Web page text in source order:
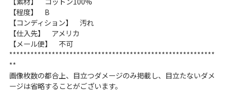
パンツ
W30以下
W33,W34
【程度】 B
【コンディション】 汚れ
【仕入先】 アメリカ
【メール便】 不可
**********************************************************
**
画像枚数の都合上、目立つダメージのみ掲載し、目立たないダメ
ージは省略することがございます。